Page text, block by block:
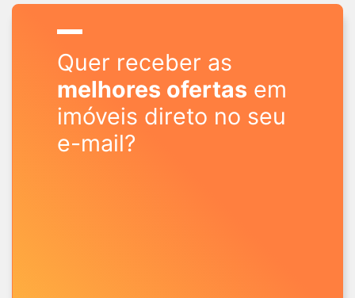
Quer receber as
melhores ofertas em
imóveis direto no seu
e-mail?